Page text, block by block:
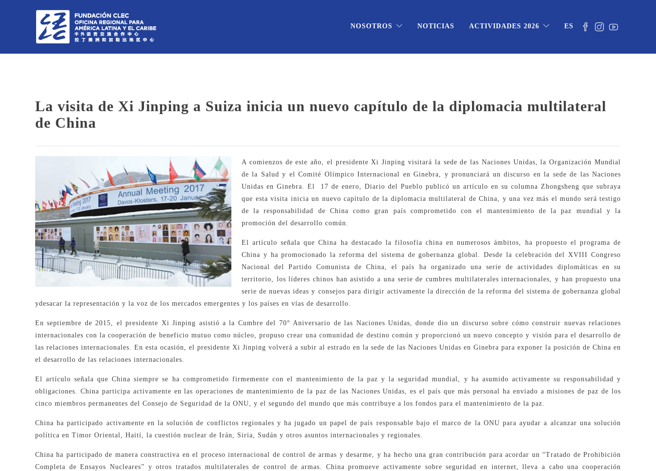
NOSOTROS NOTICIAS ACTIVIDADES 2026 ES
La visita de Xi Jinping a Suiza inicia un nuevo capítulo de la diplomacia multilateral
de China
A comienzos de este año, el presidente Xi Jinping visitará la sede de las Naciones Unidas, la Organización Mundial
de la Salud y el Comité Olímpico Internacional en Ginebra, y pronunciará un discurso en la sede de las Naciones
Unidas en Ginebra. El 17 de enero, Diario del Pueblo publicó un artículo en su columna Zhongsheng que subraya
que esta visita inicia un nuevo capítulo de la diplomacia multilateral de China, y una vez más el mundo será testigo
de la responsabilidad de China como gran país comprometido con el mantenimiento de la paz mundial y la
promoción del desarrollo común.
El artículo señala que China ha destacado la filosofía china en numerosos ámbitos, ha propuesto el programa de
China y ha promocionado la reforma del sistema de gobernanza global. Desde la celebración del XVIII Congreso
Nacional del Partido Comunista de China, el país ha organizado una serie de actividades diplomáticas en su
territorio, los líderes chinos han asistido a una serie de cumbres multilaterales internacionales, y han propuesto una
serie de nuevas ideas y consejos para dirigir activamente la dirección de la reforma del sistema de gobernanza global
ydesacar la representación y la voz de los mercados emergentes y los países en vías de desarrollo.
En septiembre de 2015, el presidente Xi Jinping asistió a la Cumbre del 70° Aniversario de las Naciones Unidas, donde dio un discurso sobre cómo construir nuevas relaciones
internacionales con la cooperación de beneficio mutuo como núcleo, propuso crear una comunidad de destino común y proporcionó un nuevo concepto y visión para el desarrollo de
las relaciones internacionales. En esta ocasión, el presidente Xi Jinping volverá a subir al estrado en la sede de las Naciones Unidas en Ginebra para exponer la posición de China en
el desarrollo de las relaciones internacionales.
El artículo señala que China siempre se ha comprometido firmemente con el mantenimiento de la paz y la seguridad mundial, y ha asumido activamente su responsabilidad y
obligaciones. China participa activamente en las operaciones de mantenimiento de la paz de las Naciones Unidas, es el país que más personal ha enviado a misiones de paz de los
cinco miembros permanentes del Consejo de Seguridad de la ONU, y el segundo del mundo que más contribuye a los fondos para el mantenimiento de la paz.
China ha participado activamente en la solución de conflictos regionales y ha jugado un papel de país responsable bajo el marco de la ONU para ayudar a alcanzar una solución
política en Timor Oriental, Haití, la cuestión nuclear de Irán, Siria, Sudán y otros asuntos internacionales y regionales.
China ha participado de manera constructiva en el proceso internacional de control de armas y desarme, y ha hecho una gran contribución para acordar un “Tratado de Prohibición
Completa de Ensayos Nucleares” y otros tratados multilaterales de control de armas. China promueve activamente sobre seguridad en internet, lleva a cabo una cooperación